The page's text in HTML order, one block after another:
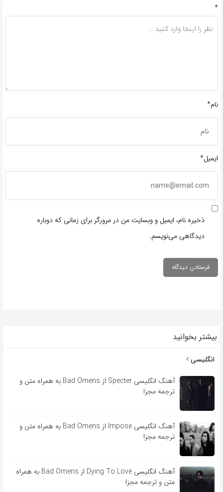
*
نام*
ایمیل*
ذخیره نام، ایمیل و وبسایت من در مرورگر برای زمانی که دوباره
دیدگاهی می‌نویسم.
بیشتر بخوانید
انگلیسی
آهنگ انگلیسی Specter از Bad Omens به همراه متن و
ترجمه مجزا
آهنگ انگلیسی Impose از Bad Omens به همراه متن و
ترجمه مجزا
آهنگ انگلیسی Dying To Love از Bad Omens به همراه
متن و ترجمه مجزا